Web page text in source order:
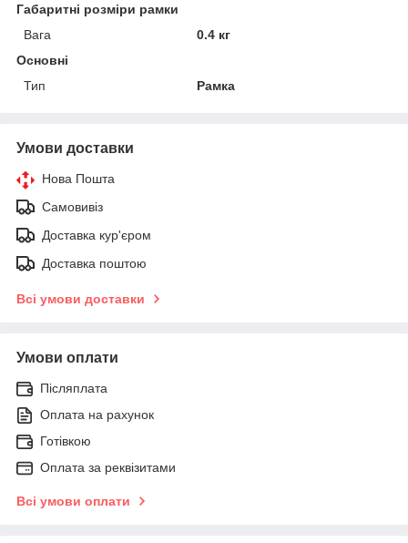
Габаритні розміри рамки
Вага
0.4 кг
Основні
Тип
Рамка
Умови доставки
Нова Пошта
Самовивіз
Доставка кур'єром
Доставка поштою
Всі умови доставки
Умови оплати
Післяплата
Оплата на рахунок
Готівкою
Оплата за реквізитами
Всі умови оплати